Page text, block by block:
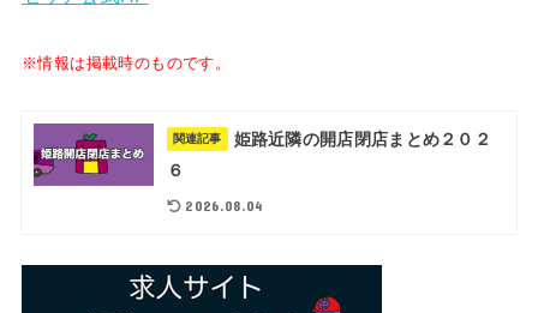
※情報は掲載時のものです。
関連記事
姫路近隣の開店閉店まとめ２０２
６
2026.08.04